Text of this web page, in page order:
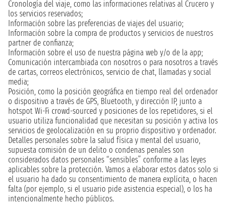
Cronología del viaje, como las informaciones relativas al Crucero y
los servicios reservados;
Información sobre las preferencias de viajes del usuario;
Información sobre la compra de productos y servicios de nuestros
partner de confianza;
Información sobre el uso de nuestra página web y/o de la app;
Comunicación intercambiada con nosotros o para nosotros a través
de cartas, correos electrónicos, servicio de chat, llamadas y social
media;
Posición, como la posición geográfica en tiempo real del ordenador
o dispositivo a través de GPS, Bluetooth, y dirección IP, junto a
hotspot Wi-Fi crowd-sourced y posiciones de los repetidores, si el
usuario utiliza funcionalidad que necesitan su posición y activa los
servicios de geolocalización en su proprio dispositivo y ordenador.
Detalles personales sobre la salud física y mental del usuario,
supuesta comisión de un delito o condenas penales son
considerados datos personales “sensibles” conforme a las leyes
aplicables sobre la protección. Vamos a elaborar estos datos solo si
el usuario ha dado su consentimiento de manera explícita, o hacen
falta (por ejemplo, si el usuario pide asistencia especial), o los ha
intencionalmente hecho públicos.